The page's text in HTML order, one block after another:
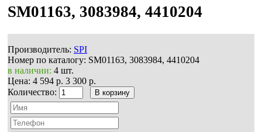
SM01163, 3083984, 4410204
Производитель: SPI
Номер по каталогу: SM01163, 3083984, 4410204
в наличии: 4 шт.
Цена: 4 594 р. 3 300 р.
Количество: